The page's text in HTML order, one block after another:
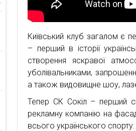
Київський клуб загалом є
– перший в історії
створення яскравої
уболівальниками,
а також видовищне шоу,
Тепер СК Сокіл – перший
рекламну компанію на
всього українського спорту.